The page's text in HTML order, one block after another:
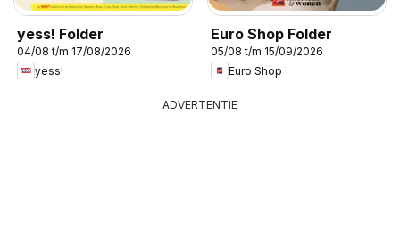
yess! Folder
04/08 t/m 17/08/2026
yess!
Euro Shop Folder
05/08 t/m 15/09/2026
Euro Shop
ADVERTENTIE